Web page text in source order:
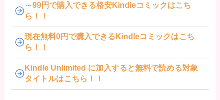
～99円で購入できる格安Kindleコミックはこち
ら！！
現在無料0円で購入できるKindleコミックはこち
ら！！
Kindle Unlimited に加入すると無料で読める対象
タイトルはこちら！！